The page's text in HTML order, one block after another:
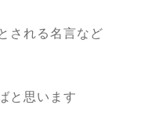
される名言など
と思います